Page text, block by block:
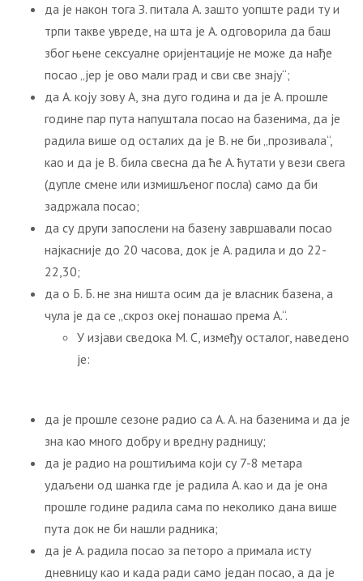
да је након тога З. питала А. зашто уопште ради ту и
трпи такве увреде, на шта је А. одговорила да баш
због њене сексуалне оријентације не може да нађе
посао „јер је ово мали град и сви све знају“;
да А. коју зову А, зна дуго година и да је А. прошле
године пар пута напуштала посао на базенима, да је
радила више од осталих да је В. не би „прозивала“,
као и да је В. била свесна да ће А. ћутати у вези свега
(дупле смене или измишљеног посла) само да би
задржала посао;
да су други запослени на базену завршавали посао
најкасније до 20 часова, док је А. радила и до 22-
22,30;
да о Б. Б. не зна ништа осим да је власник базена, а
чула је да се „скроз океј понашао према А.“.
У изјави сведока М. С, између осталог, наведено
је:
да је прошле сезоне радио са А. А. на базенима и да је
зна као много добру и вредну радницу;
да је радио на роштиљима који су 7-8 метара
удаљени од шанка где је радила А. као и да је она
прошле године радила сама по неколико дана више
пута док не би нашли радника;
да је А. радила посао за петоро а примала исту
дневницу као и када ради само један посао, а да је